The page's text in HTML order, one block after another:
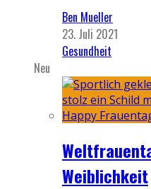
Ben Mueller
23. Juli 2021
Gesundheit
Neu
Weiblichkeit